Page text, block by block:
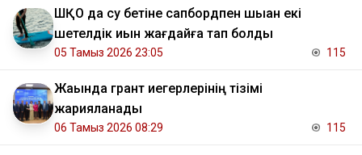
ШҚО да су бетіне сапбордпен шыққан екі
шетелдік қиын жағдайға тап болды
05 Тамыз 2026 23:05 115
Жақында грант иегерлерінің тізімі
жарияланады
06 Тамыз 2026 08:29 115